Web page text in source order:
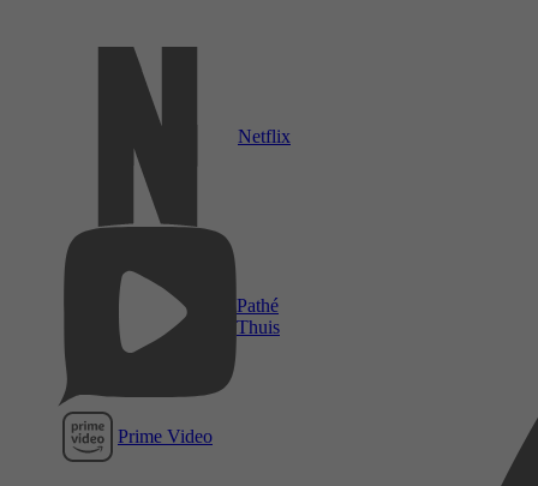
Netflix
Pathé
Thuis
Prime Video